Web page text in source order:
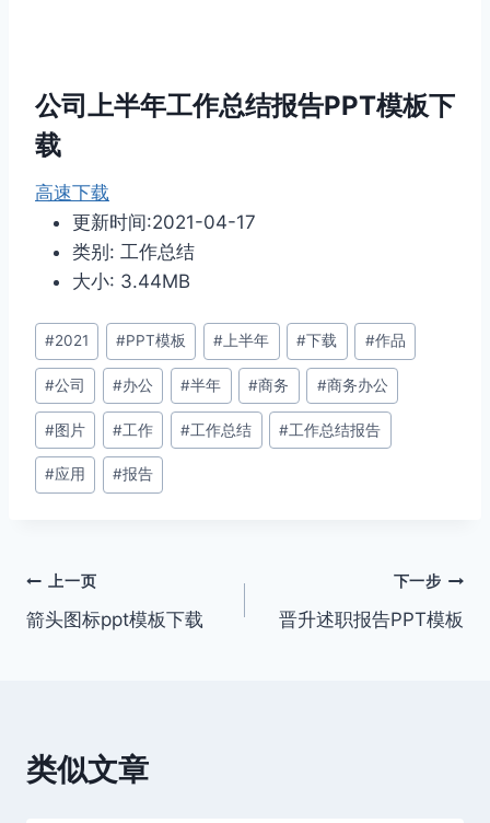
公司上半年工作总结报告PPT模板下
载
高速下载
更新时间:2021-04-17
类别: 工作总结
大小: 3.44MB
文
章
标
签：
#2021 #PPT模板 #上半年 #下载 #作品
#公司 #办公 #半年 #商务 #商务办公
#图片 #工作 #工作总结 #工作总结报告
#应用 #报告
文
章
上一页
箭头图标ppt模板下载
下一步
晋升述职报告PPT模板
类似文章